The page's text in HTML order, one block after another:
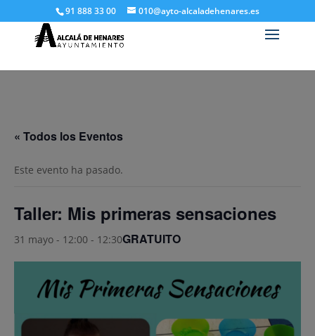
91 888 33 00 010@ayto-alcaladehenares.es
« Todos los Eventos
Este evento ha pasado.
Taller: Mis primeras sensaciones
31 mayo - 12:00 - 12:30GRATUITO